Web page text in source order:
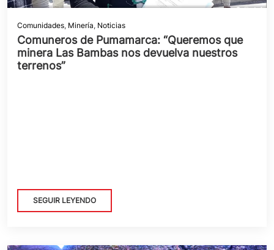
Comunidades, Minería, Noticias
Comuneros de Pumamarca: “Queremos que
minera Las Bambas nos devuelva nuestros
terrenos”
SEGUIR LEYENDO